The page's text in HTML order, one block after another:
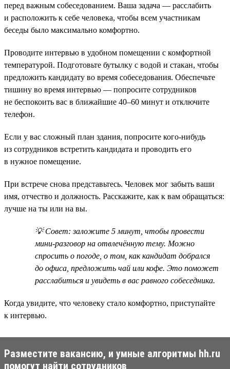
перед важным собеседованием. Ваша задача — расслабить
и расположить к себе человека, чтобы всем участникам
беседы было максимально комфортно.
Проводите интервью в удобном помещении с комфортной
температурой. Подготовьте бутылку с водой и стакан, чтобы
предложить кандидату во время собеседования. Обеспечьте
тишину во время интервью — попросите сотрудников
не беспокоить вас в ближайшие 40–60 минут и отключите
телефон.
Если у вас сложный план здания, попросите кого-нибудь
из сотрудников встретить кандидата и проводить его
в нужное помещение.
При встрече снова представьтесь. Человек мог забыть ваши
имя, отчество и должность. Расскажите, как к вам обращаться:
лучше на ты или на вы.
💡 Совет: заложите 5 минут, чтобы провести
мини-разговор на отвлечённую тему. Можно
спросить о погоде, о том, как кандидат добрался
до офиса, предложить чай или кофе. Это поможет
расслабиться и увидеть в вас равного собеседника.
Когда увидите, что человеку стало комфортно, приступайте
к интервью.
Разместите вакансию, и умные алгоритмы hh.ru
помогут найти сотрудников